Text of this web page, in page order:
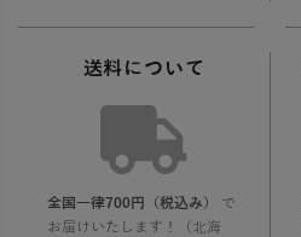
送料について
全国一律700円（税込み）
で
お届けいたします！（北海